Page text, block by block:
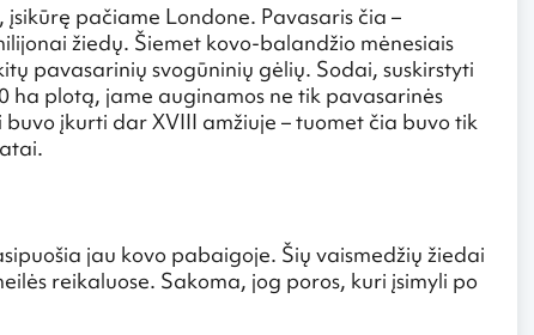
pačiame Londone. Pavasaris čia –
žiedų. Šiemet kovo-balandžio mėnesiais
pavasarinių svogūninių gėlių. Sodai, suskirstyti
ha plotą, jame auginamos ne tik pavasarinės
įkurti dar XVIII amžiuje – tuomet čia buvo tik
jau kovo pabaigoje. Šių vaismedžių žiedai
reikaluose. Sakoma, jog poros, kuri įsimyli po